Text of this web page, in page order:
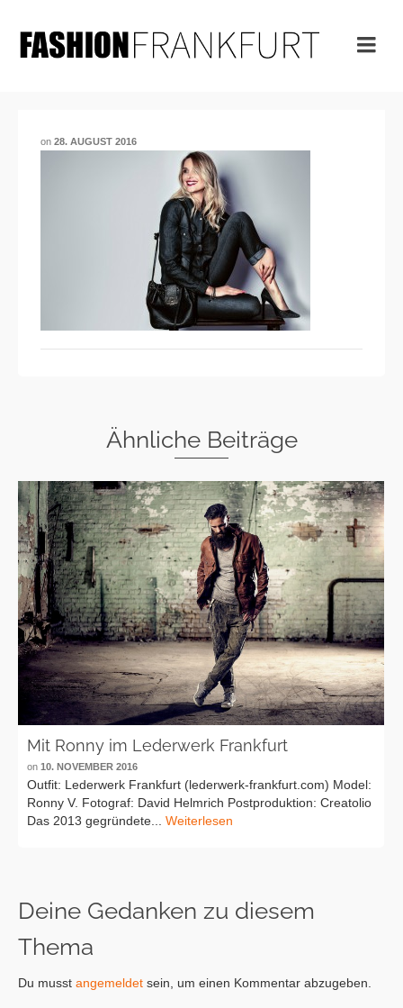
on 28. AUGUST 2016
Ähnliche Beiträge
Mit Ronny im Lederwerk Frankfurt
on 10. NOVEMBER 2016
Outfit: Lederwerk Frankfurt (lederwerk-frankfurt.com) Model:
Ronny V. Fotograf: David Helmrich Postproduktion: Creatolio
Das 2013 gegründete... Weiterlesen
Deine Gedanken zu diesem
Thema
Du musst angemeldet sein, um einen Kommentar abzugeben.